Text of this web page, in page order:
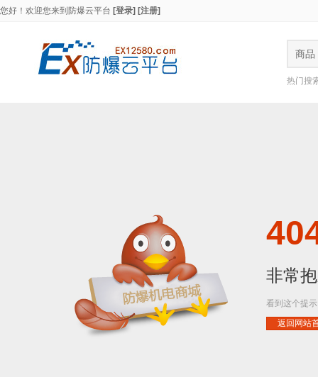
您好！欢迎您来到 防爆云平台 [登录] [注册]
商品
热门搜
非常
看到这个提
返回网站